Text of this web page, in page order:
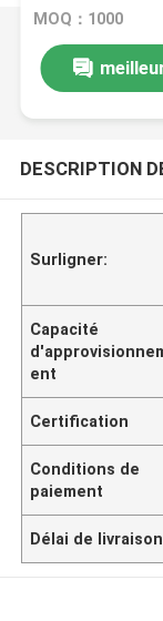
MOQ：1000
DESCRIPTION
Surligner:
Capacité
ent
Certification
Conditions de
paiement
Délai de livraison